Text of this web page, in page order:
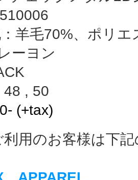
：羊毛70%、ポリ
ーヨン
48 , 50
(+tax)
利用のお客様は下